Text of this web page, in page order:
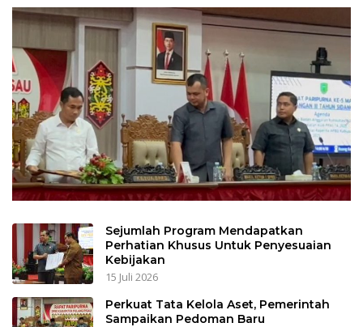
Sejumlah Program Mendapatkan
Perhatian Khusus Untuk Penyesuaian
Kebijakan
15 Juli 2026
Perkuat Tata Kelola Aset, Pemerintah
Sampaikan Pedoman Baru